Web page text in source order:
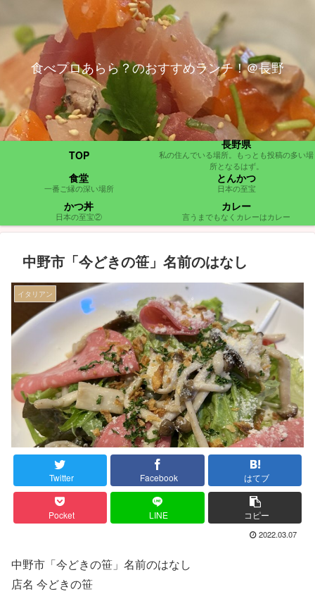
食べプロあらら？のおすすめランチ！＠長野
TOP
長野県
私の住んでいる場所。もっとも投稿の多い場
所となるはず。
食堂
一番ご縁の深い場所
とんかつ
日本の至宝
かつ丼
日本の至宝②
カレー
言うまでもなくカレーはカレー
中野市「今どきの笹」名前のはなし
イタリアン
Twitter Facebook はてブ
Pocket LINE コピー
2022.03.07
中野市「今どきの笹」名前のはなし
店名 今どきの笹